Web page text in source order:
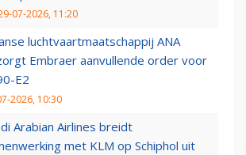
07-2026, 11:20
luchtvaartmaatschappij ANA
Embraer aanvullende order voor
E2
2026, 10:30
Arabian Airlines breidt
met KLM op Schiphol uit